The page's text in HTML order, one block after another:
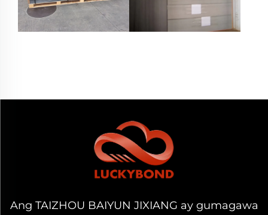
Ang TAIZHOU BAIYUN JIXIANG ay gumagawa